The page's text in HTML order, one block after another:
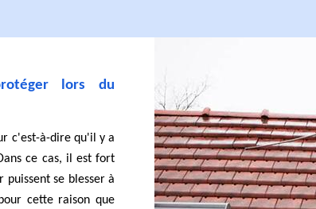
lors du
c'est-à-dire qu'il y a
ce cas, il est fort
se blesser à
cette raison que